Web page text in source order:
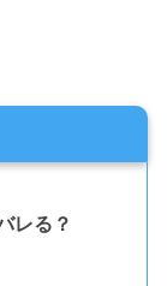
レる？